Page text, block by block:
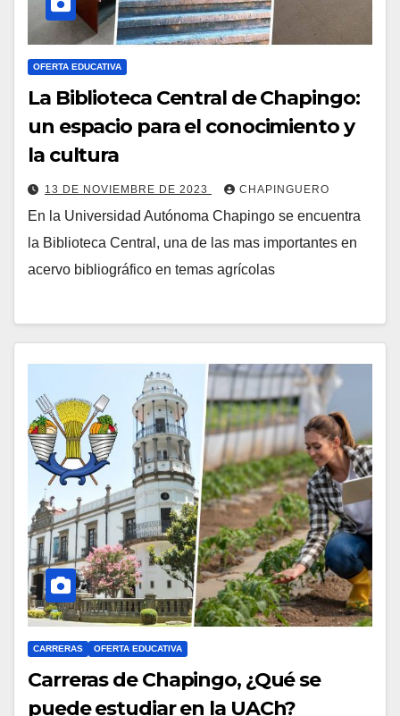
OFERTA EDUCATIVA
La Biblioteca Central de Chapingo:
un espacio para el conocimiento y
la cultura
13 DE NOVIEMBRE DE 2023 CHAPINGUERO
En la Universidad Autónoma Chapingo se encuentra
la Biblioteca Central, una de las mas importantes en
acervo bibliográfico en temas agrícolas
CARRERAS OFERTA EDUCATIVA
Carreras de Chapingo, ¿Qué se
puede estudiar en la UACh?